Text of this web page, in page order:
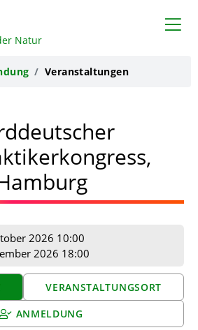
Natur
Veranstaltungen
2026 10:00
2026 18:00
VERANSTALTUNGSORT
ANMELDUNG